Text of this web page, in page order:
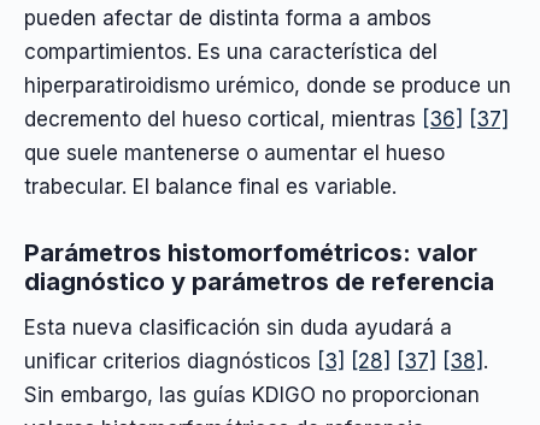
pueden afectar de distinta forma a ambos
compartimientos. Es una característica del
hiperparatiroidismo urémico, donde se produce un
decremento del hueso cortical, mientras [36] [37]
que suele mantenerse o aumentar el hueso
trabecular. El balance final es variable.
Parámetros histomorfométricos: valor
diagnóstico y parámetros de referencia
Esta nueva clasificación sin duda ayudará a
unificar criterios diagnósticos [3] [28] [37] [38] .
Sin embargo, las guías KDIGO no proporcionan